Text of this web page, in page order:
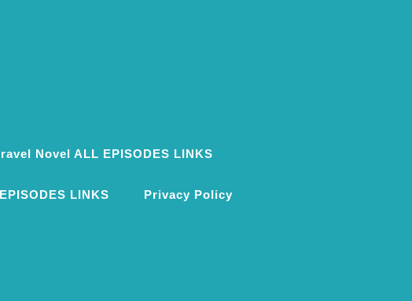
Novel ALL EPISODES LINKS
LINKS Privacy Policy